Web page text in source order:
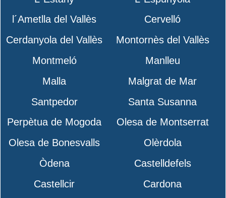
l´Ametlla del Vallès
Cervelló
Cerdanyola del Vallès
Montornès del Vallès
Montmeló
Manlleu
Malla
Malgrat de Mar
Santpedor
Santa Susanna
Perpètua de Mogoda
Olesa de Montserrat
Olesa de Bonesvalls
Olèrdola
Òdena
Castelldefels
Castellcir
Cardona